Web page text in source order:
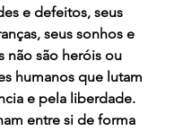
e defeitos, seus
seus sonhos e
não são heróis ou
humanos que lutam
e pela liberdade.
entre si de forma